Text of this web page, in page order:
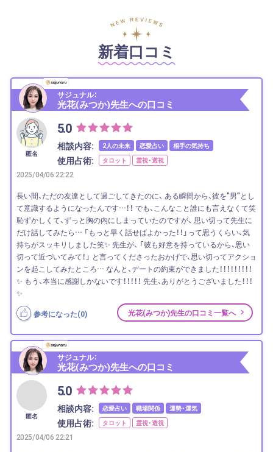
新着口コミ
サジュナル：
光花(みつか)先生への口コミ
匿名
5.0
相談内容: 2人の未来 恋愛占い 相手の気持ち
使用占術: タロット 霊視・透視
2025/04/06 22:22
長い間、ただの友達として過ごしてきたのに、 ある瞬間から、彼を"男"とし
て意識するようになったんです…！！ でも、こんなこと誰にも言えなくて笑
恥ずかしくて、ずっと胸の内にしまっていたのですが、 思い切って先生に
だけ話してみたら… 「もっと早く話せばよかった！！」って思うくらい、気
持ちがスッキリしました笑✨ 先生が、 「彼も好意を持っているから、思い
切って近づいてみて！」 と言ってくださったおかげで、思い切ってアクショ
ンを起こしてみたところ… なんと、デートの約束ができました！！！！！！！！！
✨ もう、本当に感謝しかないです！！！！！ 先生、ありがとうございました！！！
✨
参考になった(0) 光花(みつか)先生の口コミ一覧へ
サジュナル：
光花(みつか)先生への口コミ
匿名
5.0
相談内容: 恋愛占い 職場関係 運勢・運気
使用占術: タロット 霊視・透視
2025/04/06 22:21